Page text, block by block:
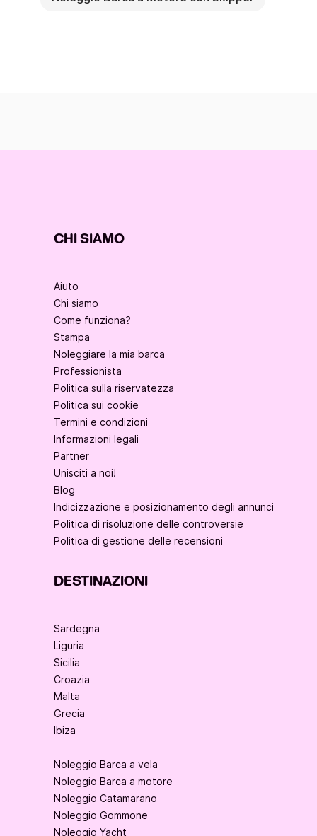
CHI SIAMO
Aiuto
Chi siamo
Come funziona?
Stampa
Noleggiare la mia barca
Professionista
Politica sulla riservatezza
Politica sui cookie
Termini e condizioni
Informazioni legali
Partner
Unisciti a noi!
Blog
Indicizzazione e posizionamento degli annunci
Politica di risoluzione delle controversie
Politica di gestione delle recensioni
DESTINAZIONI
Sardegna
Liguria
Sicilia
Croazia
Malta
Grecia
Ibiza
Noleggio Barca a vela
Noleggio Barca a motore
Noleggio Catamarano
Noleggio Gommone
Noleggio Yacht